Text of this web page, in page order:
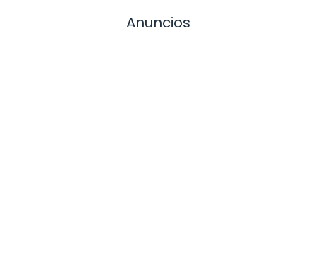
Anuncios